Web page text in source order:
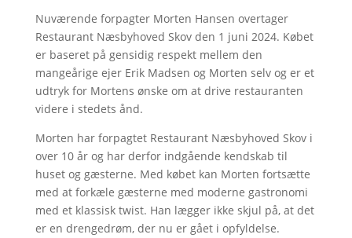
Nuværende forpagter Morten Hansen overtager
Restaurant Næsbyhoved Skov den 1 juni 2024. Købet
er baseret på gensidig respekt mellem den
mangeårige ejer Erik Madsen og Morten selv og er et
udtryk for Mortens ønske om at drive restauranten
videre i stedets ånd.
Morten har forpagtet Restaurant Næsbyhoved Skov i
over 10 år og har derfor indgående kendskab til
huset og gæsterne. Med købet kan Morten fortsætte
med at forkæle gæsterne med moderne gastronomi
med et klassisk twist. Han lægger ikke skjul på, at det
er en drengedrøm, der nu er gået i opfyldelse.